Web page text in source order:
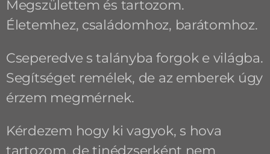
Megszülettem és tartozom.
Életemhez, családomhoz, barátomhoz.
Cseperedve s talányba forgok e világba.
Segítséget remélek, de az emberek úgy
érzem megmérnek.
Kérdezem hogy ki vagyok, s hova
tartozom, de tinédzserként nem